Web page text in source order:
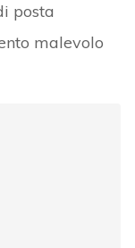
posta
malevolo